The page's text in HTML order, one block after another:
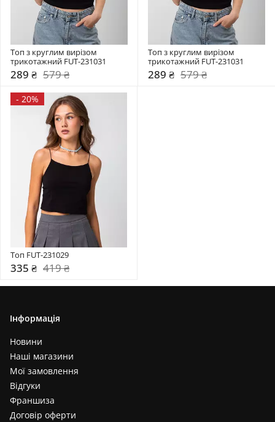
Топ з круглим вирізом
трикотажний FUT-231031
289 ₴ 579 ₴
Топ з круглим вирізом
трикотажний FUT-231031
289 ₴ 579 ₴
- 20%
Топ FUT-231029
335 ₴ 419 ₴
Інформація
Новини
Наші магазини
Мої замовлення
Відгуки
Франшиза
Договір оферти